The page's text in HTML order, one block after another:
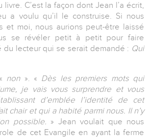
livre. C’est la façon dont Jean l’a écrit,
a voulu qu’il le construise. Si nous
et moi, nous aurions peut-être laissé
se révéler petit à petit pour faire
du lecteur qui se serait demandé : Qui
non». « Dès les premiers mots qui
je vais vous surprendre et vous
d’emblée l’identité de cet
chair et qui a habité parmi nous. Il n’y
possible. » Jean voulait que nous
de cet Evangile en ayant la ferme